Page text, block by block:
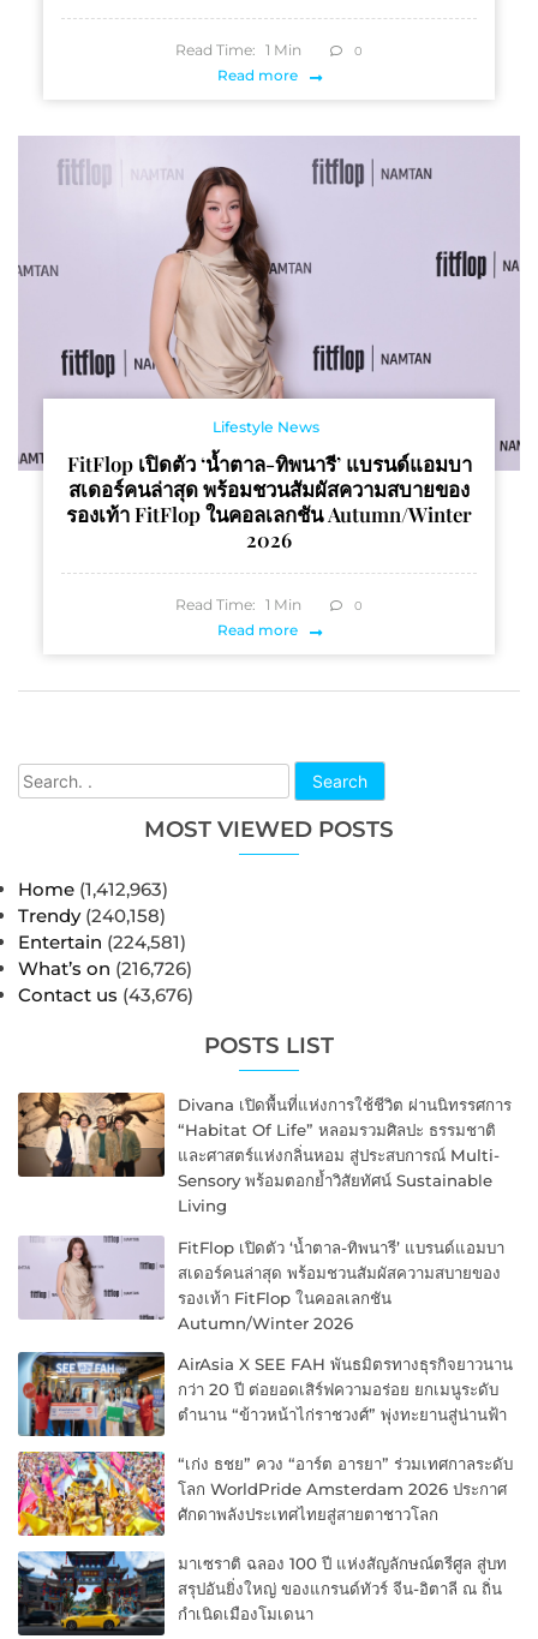
Search
MOST VIEWED POSTS
Home (1,412,963)
Trendy (240,158)
Entertain (224,581)
What’s on (216,726)
Contact us (43,676)
POSTS LIST
Divana เปิดพื้นที่แห่งการใช้ชีวิต ผ่านนิทรรศการ
“Habitat Of Life” หลอมรวมศิลปะ ธรรมชาติ
และศาสตร์แห่งกลิ่นหอม สู่ประสบการณ์ Multi-
Sensory พร้อมตอกย้ำวิสัยทัศน์ Sustainable
Living
FitFlop เปิดตัว ‘น้ำตาล-ทิพนารี’ แบรนด์แอมบา
สเดอร์คนล่าสุด พร้อมชวนสัมผัสความสบายของ
รองเท้า FitFlop ในคอลเลกชัน
Autumn/Winter 2026
AirAsia X SEE FAH พันธมิตรทางธุรกิจยาวนาน
กว่า 20 ปี ต่อยอดเสิร์ฟความอร่อย ยกเมนูระดับ
ตำนาน “ข้าวหน้าไก่ราชวงศ์” พุ่งทะยานสู่น่านฟ้า
“เก่ง ธชย” ควง “อาร์ต อารยา” ร่วมเทศกาลระดับ
โลก WorldPride Amsterdam 2026 ประกาศ
ศักดาพลังประเทศไทยสู่สายตาชาวโลก
มาเซราติ ฉลอง 100 ปี แห่งสัญลักษณ์ตรีศูล สู่บท
สรุปอันยิ่งใหญ่ ของแกรนด์ทัวร์ จีน-อิตาลี ณ ถิ่น
กำเนิดเมืองโมเดนา
Read Time: 1 Min 0
Read more
Lifestyle News
FitFlop เปิดตัว ‘น้ำตาล-ทิพนารี’ แบรนด์แอมบา
สเดอร์คนล่าสุด พร้อมชวนสัมผัสความสบายของ
รองเท้า FitFlop ในคอลเลกชัน Autumn/Winter
2026
Read Time: 1 Min 0
Read more